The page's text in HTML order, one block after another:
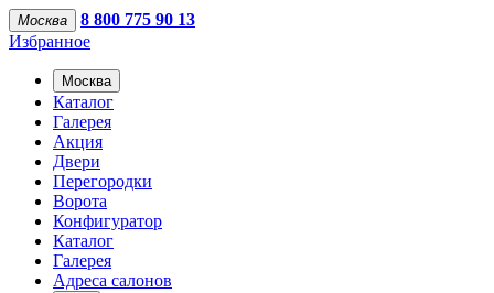
Москва
8 800 775 90 13
Избранное
Москва
Каталог
Галерея
Акция
Двери
Перегородки
Ворота
Конфигуратор
Каталог
Галерея
Адреса салонов